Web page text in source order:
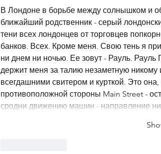
В Лондоне в борьбе между солнышком и
ближайший родственник - серый
тени всех лондонцев от торговцев
банков. Всех. Кроме меня. Свою тень я
ни днем ни ночью. Ее зовут - Рауль.
держит меня за талию незаметную
всегдашними свитером и курткой. Это
противоположной стороны Main Street -
сродни движению машин - направление ни